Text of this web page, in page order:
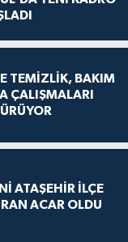
TEMİZLİK, BAKIM
ÇALIŞMALARI
ATAŞEHİR İLÇE
ACAR OLDU